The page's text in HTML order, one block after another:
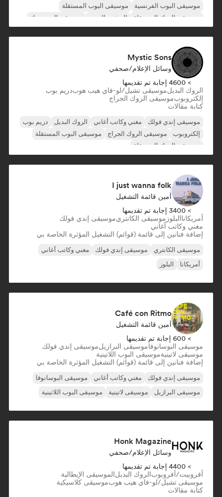
موسيقى البوب الفرنسية
موسيقى البوب المستقلة
موسيقى الروك المستقلة
المشهد الجديد موسيقى البوب روك
Mystic Sons
وسائل الإعلام/صحفي
> 4600 إجابة تم تقديمها
الروك البديلموسيقى تشيل/لو-فاي هيب هوبدريم بوب
إلكتروبوبموسيقى الروك الجراج
كتابة مقالات
موسيقى إندي فولك مغني وكاتب أغاني الروك البديل
دريم بوب
إلكتروبوب
موسيقى الروك الجراج
موسيقى البوب المستقلة
موسيقى الروك المستقلة
I just wanna folk
أمين قائمة التشغيل
> 3400 إجابة تم تقديمها
أمريكاناالبلوز موسيقى الكانتريموسيقى إندي فولك
مغني وكاتب أغاني
إضافة فنانين إلى قائمة (قوائم) التشغيل المؤثرة الخاصة بي
موسيقى الكانتري موسيقى إندي فولك
مغني وكاتب أغاني
أمريكانا
البلوز
Café con Ritmo
أمين قائمة التشغيل
> 600 إجابة تم تقديمها
موسيقى البوسانوفاموسيقى البرازيلموسيقى إندي فولك
موسيقى لاتينيةموسيقى البوب اللاتينية
إضافة فنانين إلى قائمة (قوائم) التشغيل المؤثرة الخاصة بي
موسيقى إندي فولك مغني وكاتب أغاني
موسيقى البوسانوفا
موسيقى البرازيل
موسيقى لاتينية موسيقى البوب اللاتينية
Honk Magazine
وسائل الإعلام/صحفي
> 4400 إجابة تم تقديمها
أفروبيت/أفروبوبالروك البديلالموسيقى الإيطالية
موسيقى تشيل/لو-فاي هيب هوبموسيقى كلاسيكية
كتابة مقالات